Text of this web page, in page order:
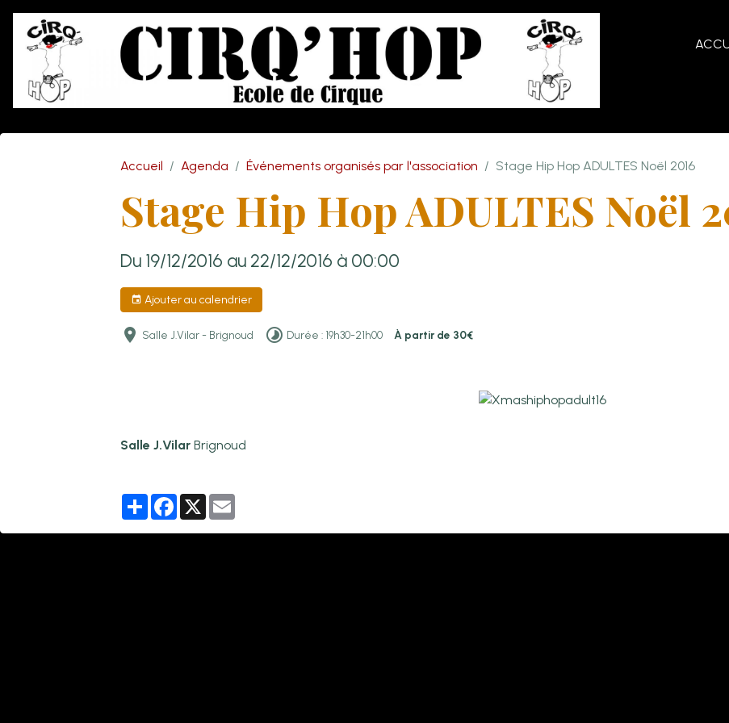
Accueil Agenda Événements organisés par l'association Stage Hip Hop ADULTES Noël 2016
Stage Hip Hop ADULTES Noël
Du 19/12/2016 au 22/12/2016 à 00:00
Ajouter au calendrier
Salle J.Vilar - Brignoud Durée : 19h30-21h00 À partir de 30€
Salle J.Vilar Brignoud
PartagerFacebook
X